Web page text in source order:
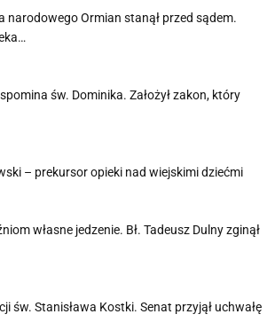
narodowego Ormian stanął przed sądem.
św. Dominika. Założył zakon, który
– prekursor opieki nad wiejskimi dziećmi
własne jedzenie. Bł. Tadeusz Dulny zginął
św. Stanisława Kostki. Senat przyjął uchwałę